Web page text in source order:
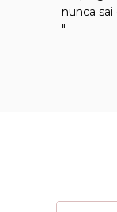
nunca sai
"